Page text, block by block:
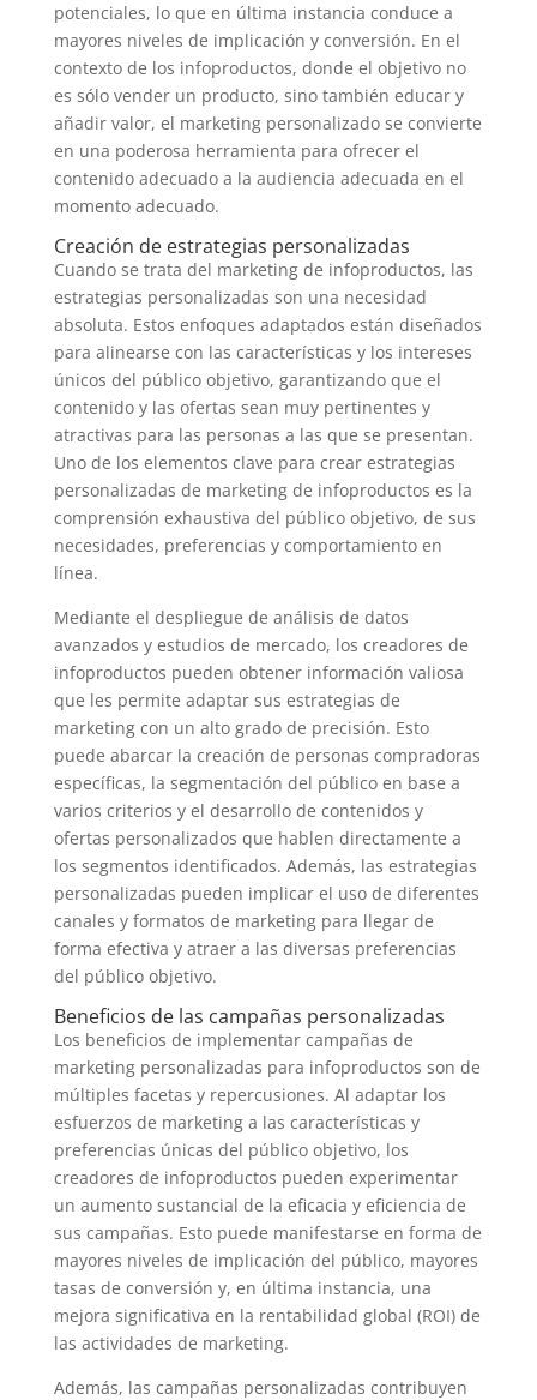
potenciales, lo que en última instancia conduce a
mayores niveles de implicación y conversión. En el
contexto de los infoproductos, donde el objetivo no
es sólo vender un producto, sino también educar y
añadir valor, el marketing personalizado se convierte
en una poderosa herramienta para ofrecer el
contenido adecuado a la audiencia adecuada en el
momento adecuado.
Creación de estrategias personalizadas
Cuando se trata del marketing de infoproductos, las
estrategias personalizadas son una necesidad
absoluta. Estos enfoques adaptados están diseñados
para alinearse con las características y los intereses
únicos del público objetivo, garantizando que el
contenido y las ofertas sean muy pertinentes y
atractivas para las personas a las que se presentan.
Uno de los elementos clave para crear estrategias
personalizadas de marketing de infoproductos es la
comprensión exhaustiva del público objetivo, de sus
necesidades, preferencias y comportamiento en
línea.
Mediante el despliegue de análisis de datos
avanzados y estudios de mercado, los creadores de
infoproductos pueden obtener información valiosa
que les permite adaptar sus estrategias de
marketing con un alto grado de precisión. Esto
puede abarcar la creación de personas compradoras
específicas, la segmentación del público en base a
varios criterios y el desarrollo de contenidos y
ofertas personalizados que hablen directamente a
los segmentos identificados. Además, las estrategias
personalizadas pueden implicar el uso de diferentes
canales y formatos de marketing para llegar de
forma efectiva y atraer a las diversas preferencias
del público objetivo.
Beneficios de las campañas personalizadas
Los beneficios de implementar campañas de
marketing personalizadas para infoproductos son de
múltiples facetas y repercusiones. Al adaptar los
esfuerzos de marketing a las características y
preferencias únicas del público objetivo, los
creadores de infoproductos pueden experimentar
un aumento sustancial de la eficacia y eficiencia de
sus campañas. Esto puede manifestarse en forma de
mayores niveles de implicación del público, mayores
tasas de conversión y, en última instancia, una
mejora significativa en la rentabilidad global (ROI) de
las actividades de marketing.
Además, las campañas personalizadas contribuyen